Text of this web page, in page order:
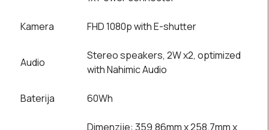
Kamera FHD 1080p with E-shutter
Audio
Stereo speakers, 2W x2, optimized
with Nahimic Audio
Baterija 60Wh
Dimenzije: 359.86mm x 258.7mm x